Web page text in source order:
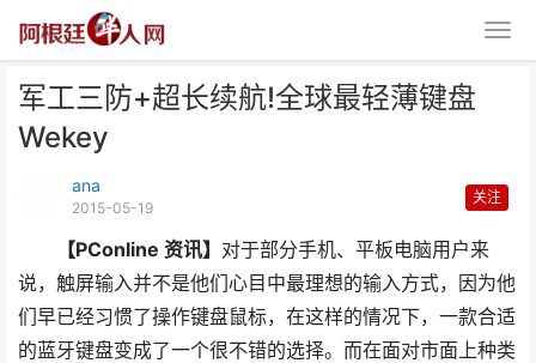
军工三防+超长续航!全球最轻薄键盘
Wekey
ana
2015-05-19
关注
【PConline 资讯】 对于部分手机、平板电脑用户来
说，触屏输入并不是他们心目中最理想的输入方式，因为他
们早已经习惯了操作键盘鼠标，在这样的情况下，一款合适
的蓝牙键盘变成了一个很不错的选择。而在面对市面上种类
军工三防+超长续航!全球最轻薄键
盘Wekey